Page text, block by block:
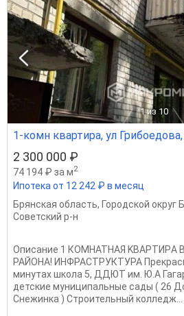
1 из 10
1-комн квартира, ул
2 300 000 ₽
74 194 ₽ за м2
Ипотека от 12 242 ₽ в месяц
Брянская область, Городской округ
Советский р-н
Oпиcaние 1 КOMHАТНАЯ KВAРTИPА
РАЙОНА! ИНФРАСТРУКТУРА
минутах школа 5, ДДЮТ им. Ю.А
детские муниципальные сады ( 26
Снежинка ) Строительный колледж...